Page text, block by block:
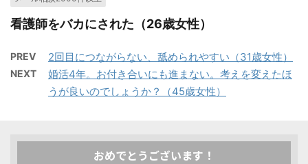
看護師をバカにされた（26歳女性）
PREV 2回目につながらない、舐められやすい（31歳女性）
NEXT
婚活4年。お付き合いにも進まない。考えを変えたほ
うが良いのでしょうか？（45歳女性）
おめでとうございます！